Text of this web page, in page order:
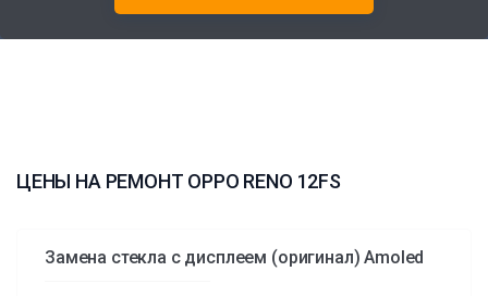
ЦЕНЫ НА РЕМОНТ OPPO RENO 12FS
Замена стекла с дисплеем (оригинал) Amoled